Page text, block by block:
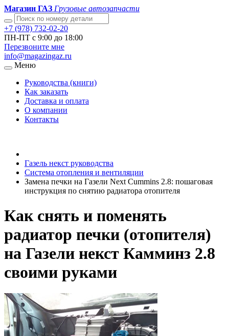
Магазин ГАЗ Грузовые автозапчасти
+7 (978) 732-02-20
ПН-ПТ с 9:00 до 18:00
Перезвоните мне
info@magazingaz.ru
Меню
Руководства (книги)
Как заказать
Доставка и оплата
О компании
Контакты
Газель некст руководства
Система отопления и вентиляции
Замена печки на Газели Next Cummins 2.8: пошаговая
инструкция по снятию радиатора отопителя
Как снять и поменять
радиатор печки (отопителя)
на Газели некст Камминз 2.8
своими руками